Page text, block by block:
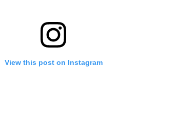
View this post on Instagram